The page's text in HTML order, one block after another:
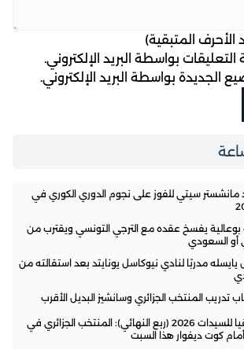
الأحرف المتبقية)
بواسطة البريد الإلكتروني.
الجديدة بواسطة البريد الإلكتروني.
مانشستر سيتي للفوز على نجوم الدوري الكوري في
بوعالية يفسخ عقده مع الترجي التونسي ويقترب من
أو السعودي
مدربًا لنادي نيوكاسل يونايتد بعد استقالته من
تدريب المنتخب الجزائري وسانشيز البديل الأقرب
كأس أمم إفريقيا للسيدات 2026 (ربع النهائي): المنتخب الجزائري في
كوت ديفوار هذا السبت